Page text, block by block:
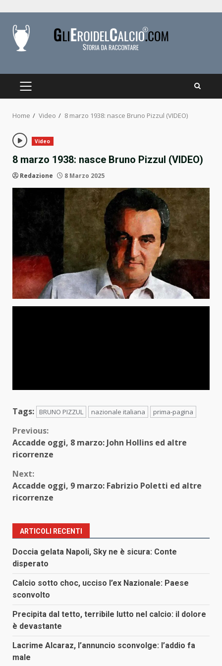
content
PRIMARY
Home Video 8 marzo 1938: nasce Bruno Pizzul (VIDEO)
Video
8 marzo 1938: nasce Bruno Pizzul (VIDEO)
Redazione 8 Marzo 2025
Tags: BRUNO PIZZUL nazionale italiana prima-pagina
Continue
Reading
Previous:
Accadde oggi, 8 marzo: John Hollins ed altre
ricorrenze
Next:
Accadde oggi, 9 marzo: Fabrizio Poletti ed altre
ricorrenze
ARTICOLI RECENTI
Doccia gelata Napoli, Sky ne è sicura: Conte
disperato
Calcio sotto choc, ucciso l’ex Nazionale: Paese
sconvolto
Precipita dal tetto, terribile lutto nel calcio: il dolore
è devastante
Lacrime Alcaraz, l’annuncio sconvolge: l’addio fa
male